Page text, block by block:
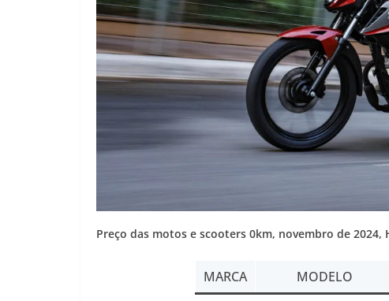
Preço das motos e scooters 0km, novembro de 2024,
MARCA MODELO